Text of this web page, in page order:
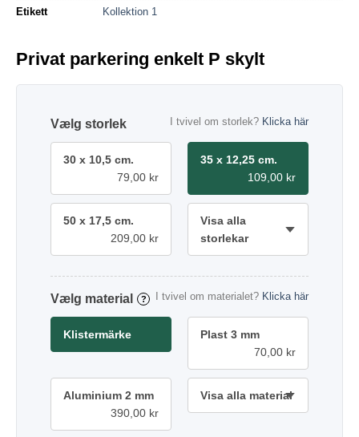
Etikett Kollektion 1
Privat parkering enkelt P skylt
storlek I tvivel om storlek? Klicka här
30 x 10,5 cm.
79,00 kr
35 x 12,25 cm.
109,00 kr
50 x 17,5 cm.
209,00 kr
Visa alla
storlekar
material ? I tvivel om materialet? Klicka här
Klistermärke
Plast 3 mm
70,00 kr
Aluminium 2 mm
390,00 kr
Visa alla material